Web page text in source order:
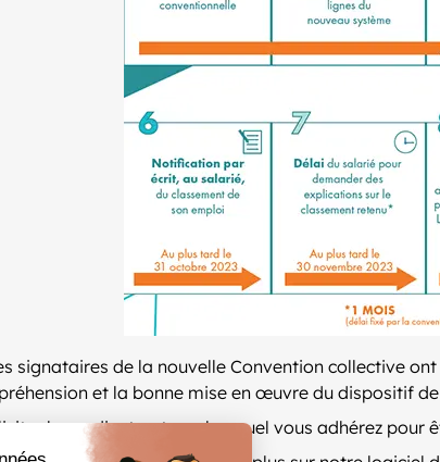
signataires de la nouvelle Convention collective ont
et la bonne mise en œuvre du dispositif
le syndicat patronal auquel vous adhérez